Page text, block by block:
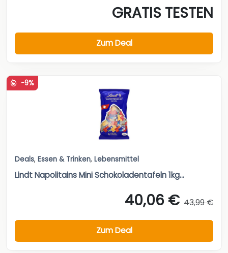
GRATIS TESTEN
Zum Deal
-9%
Deals, Essen & Trinken, Lebensmittel
Lindt Napolitains Mini Schokoladentafeln 1kg...
40,06 € 43,99 €
Zum Deal